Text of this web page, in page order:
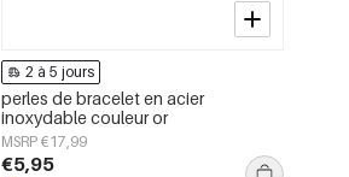
2 à 5 jours
perles de bracelet en acier
inoxydable couleur or
MSRP €17,99
€5,95